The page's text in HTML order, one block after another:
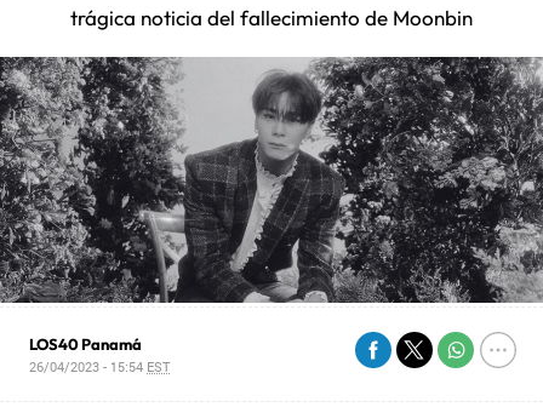
trágica noticia del fallecimiento de Moonbin
LOS40 Panamá
26/04/2023 - 15:54 EST